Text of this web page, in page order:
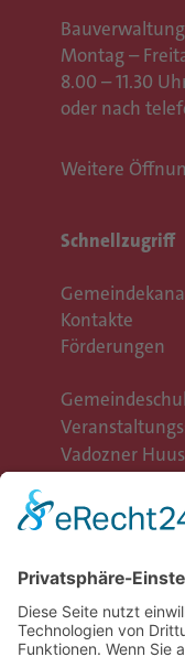
Montag –
8.00 – 11.30
oder nach
Weitere
Schnellzugriff
Kontakte
Förderungen
Vadozner Huus